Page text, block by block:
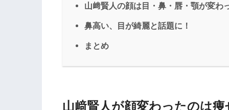
山﨑賢人の顔は目・鼻・唇・顎が変わ
鼻高い、目が綺麗と話題に！
まとめ
山﨑賢人が顔変わったのは